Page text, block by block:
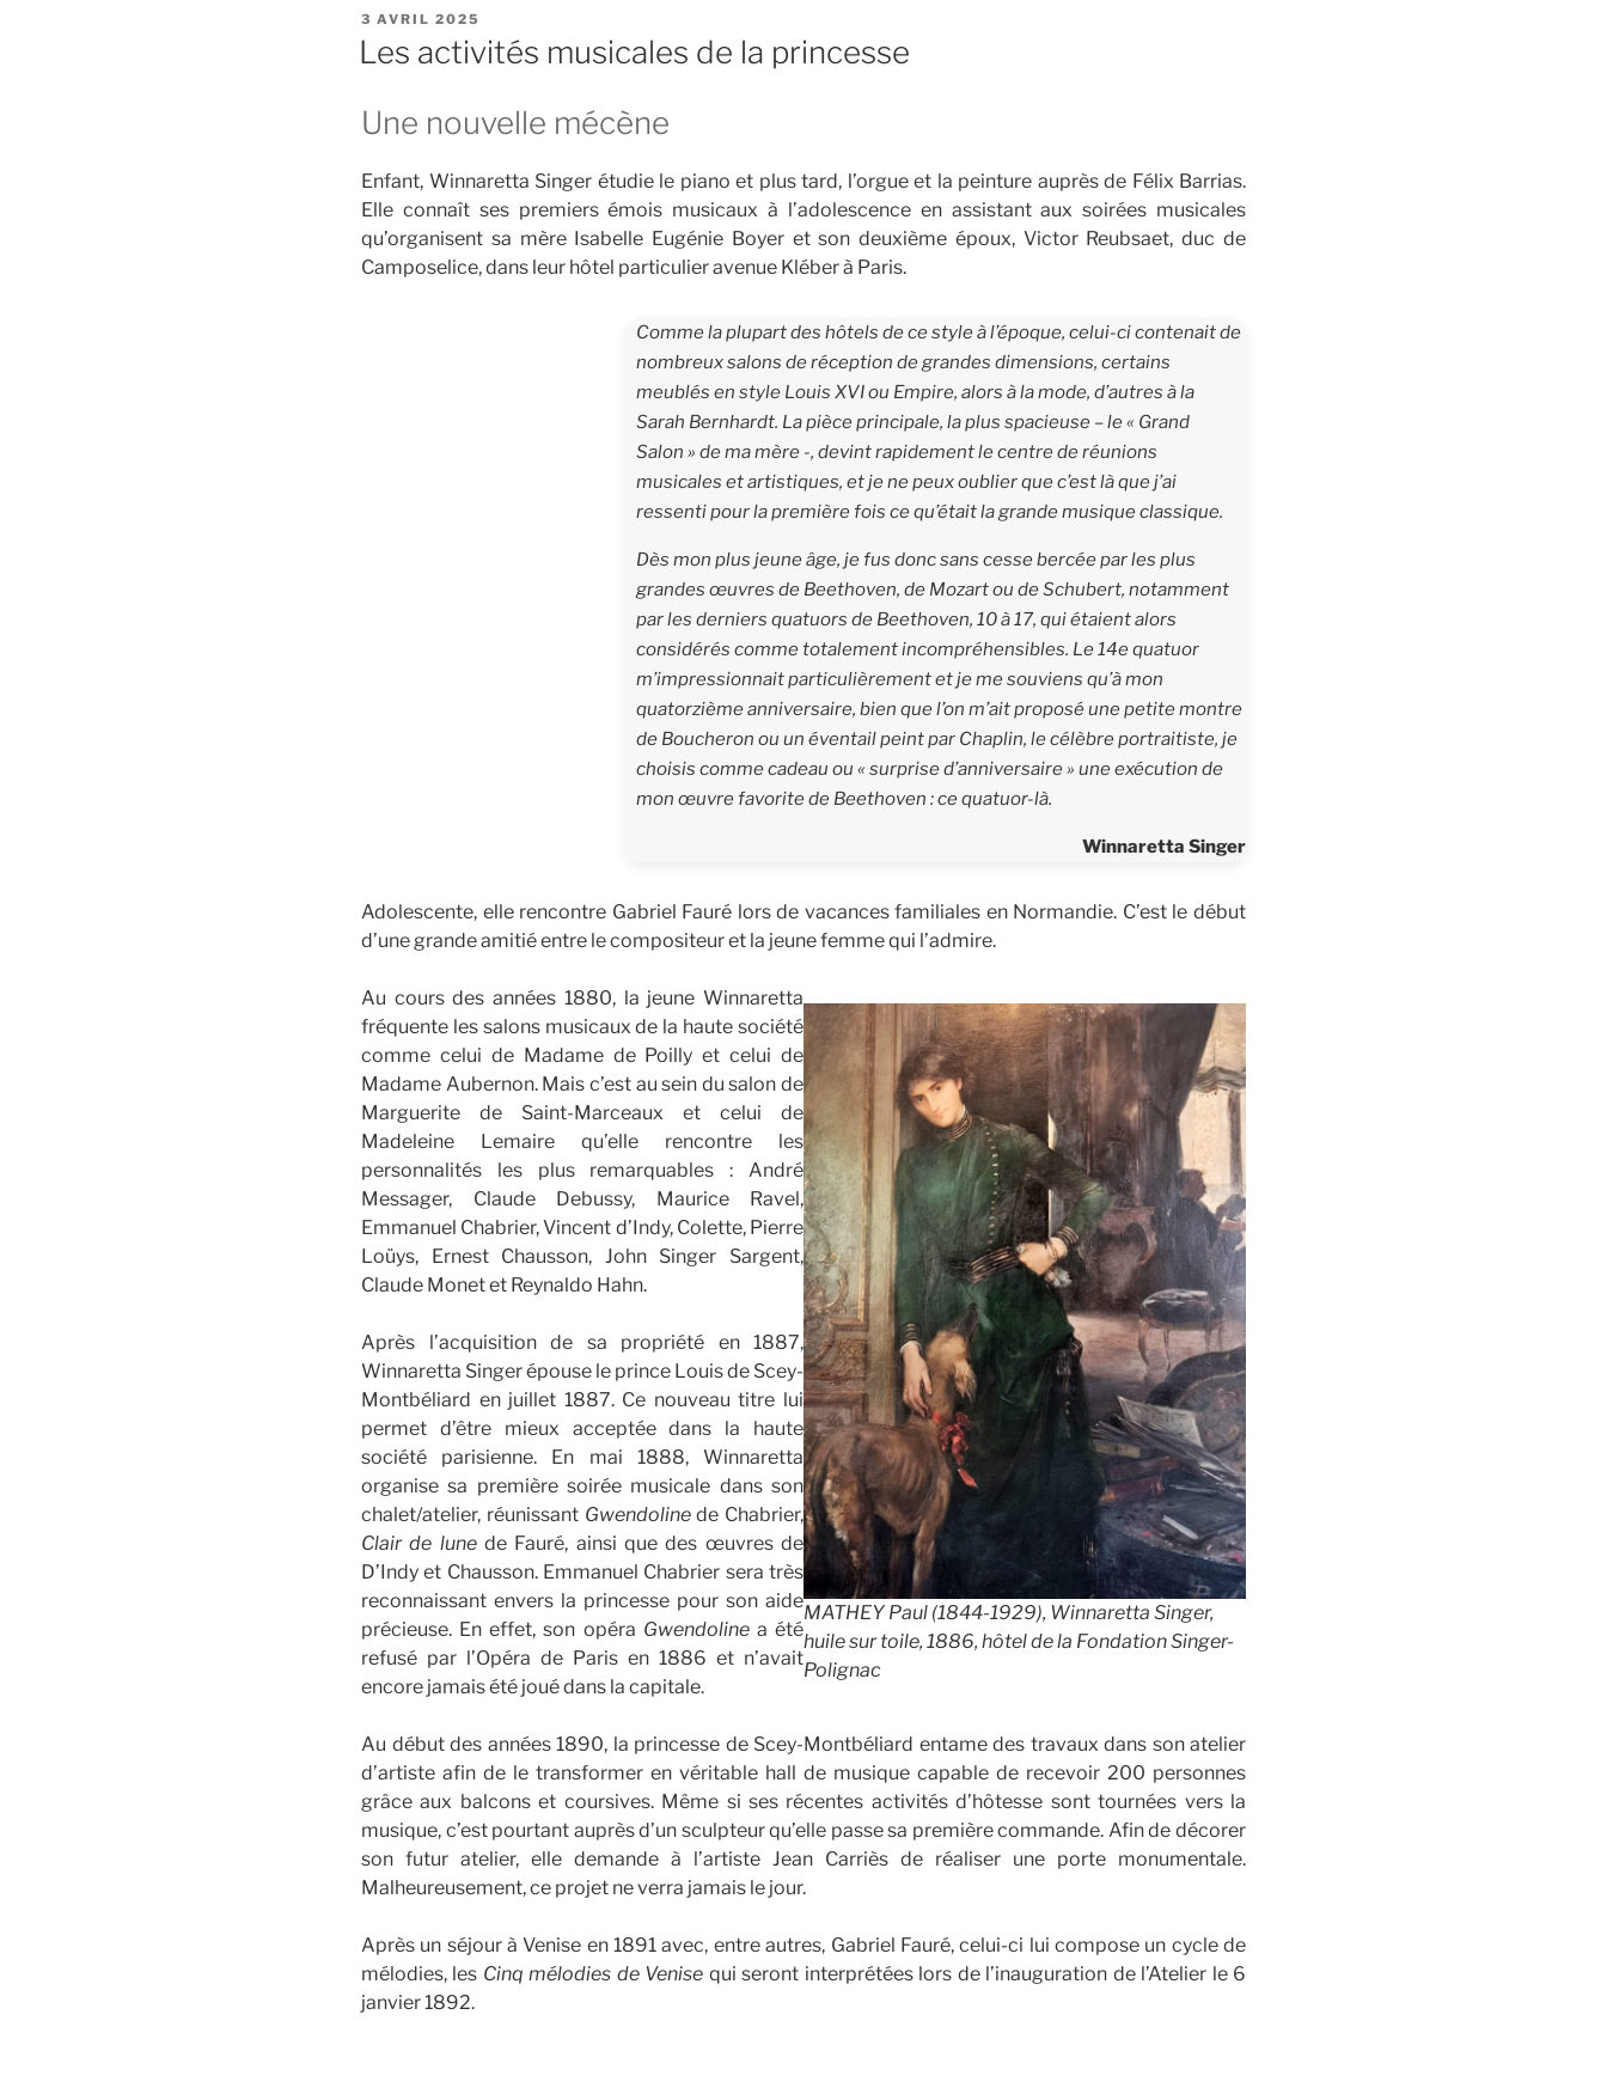
PUBLIÉ
LE
3 AVRIL 2025
Les activités musicales de la princesse
Une nouvelle mécène
Enfant, Winnaretta Singer étudie le piano et plus tard, l’orgue et la peinture auprès de Félix Barrias.
Elle connaît ses premiers émois musicaux à l’adolescence en assistant aux soirées musicales
qu’organisent sa mère Isabelle Eugénie Boyer et son deuxième époux, Victor Reubsaet, duc de
Camposelice, dans leur hôtel particulier avenue Kléber à Paris.
Comme la plupart des hôtels de ce style à l’époque, celui-ci contenait de
nombreux salons de réception de grandes dimensions, certains
meublés en style Louis XVI ou Empire, alors à la mode, d’autres à la
Sarah Bernhardt. La pièce principale, la plus spacieuse – le « Grand
Salon » de ma mère -, devint rapidement le centre de réunions
musicales et artis­tiques, et je ne peux oublier que c’est là que j’ai
ressenti pour la première fois ce qu’était la grande musique classique.
Dès mon plus jeune âge, je fus donc sans cesse bercée par les plus
grandes œuvres de Beethoven, de Mozart ou de Schubert, notamment
par les derniers quatuors de Beethoven, 10 à 17, qui étaient alors
considérés comme tota­lement incompréhensibles. Le 14e quatuor
m’impressionnait particulière­ment et je me souviens qu’à mon
quatorzième anniversaire, bien que l’on m’ait proposé une petite montre
de Boucheron ou un éventail peint par Chaplin, le célèbre portraitiste, je
choisis comme cadeau ou « surprise d’anniversaire » une exécution de
mon œuvre favorite de Beethoven : ce quatuor-là.
Winnaretta Singer
Adolescente, elle rencontre Gabriel Fauré lors de vacances familiales en Normandie. C’est le début
d’une grande amitié entre le compositeur et la jeune femme qui l’admire.
Au cours des années 1880, la jeune Winnaretta
fréquente les salons musicaux de la haute société
comme celui de Madame de Poilly et celui de
Madame Aubernon. Mais c’est au sein du salon de
Marguerite de Saint-Marceaux et celui de
Madeleine Lemaire qu’elle rencontre les
personnalités les plus remarquables : André
Messager, Claude Debussy, Maurice Ravel,
Emmanuel Chabrier, Vincent d’Indy, Colette, Pierre
Loüys, Ernest Chausson, John Singer Sargent,
Claude Monet et Reynaldo Hahn.
Après l’acquisition de sa propriété en 1887,
Winnaretta Singer épouse le prince Louis de Scey-
Montbéliard en juillet 1887. Ce nouveau titre lui
permet d’être mieux acceptée dans la haute
société parisienne. En mai 1888, Winnaretta
organise sa première soirée musicale dans son
chalet/atelier, réunissant Gwendolinede Chabrier,
Clair de lunede Fauré, ainsi que des œuvres de
D’Indy et Chausson. Emmanuel Chabrier sera très
reconnaissant envers la princesse pour son aide
précieuse. En effet, son opéra Gwendolinea été
refusé par l’Opéra de Paris en 1886 et n’avait
encore jamais été joué dans la capitale.
MATHEY Paul (1844-1929), Winnaretta Singer,
huile sur toile, 1886, hôtel de la Fondation Singer-
Polignac
Au début des années 1890, la princesse de Scey-Montbéliard entame des travaux dans son atelier
d’artiste afin de le transformer en véritable hall de musique capable de recevoir 200 personnes
grâce aux balcons et coursives. Même si ses récentes activités d’hôtesse sont tournées vers la
musique, c’est pourtant auprès d’un sculpteur qu’elle passe sa première commande. Afin de décorer
son futur atelier, elle demande à l’artiste Jean Carriès de réaliser une porte monumentale.
Malheureusement, ce projet ne verra jamais le jour.
Après un séjour à Venise en 1891 avec, entre autres, Gabriel Fauré, celui-ci lui compose un cycle de
mélodies, les Cinq mélodies de Venise qui seront interprétées lors de l’inauguration de l’Atelier le 6
janvier 1892.